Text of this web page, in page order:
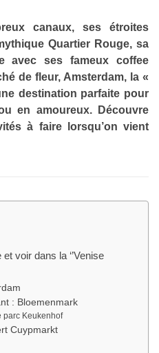
canaux, ses étroites
Quartier Rouge, sa
avec ses fameux coffee
de fleur, Amsterdam, la «
destination parfaite pour
en amoureux.
Découvre
à faire lorsqu’on vient
voir dans la ‘’Venise
: Bloemenmark
parc Keukenhof
Cuypmarkt